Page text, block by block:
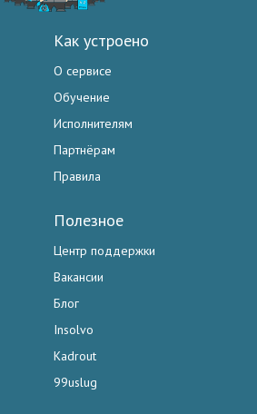
Как устроено
О сервисе
Обучение
Исполнителям
Партнёрам
Правила
Полезное
Центр поддержки
Вакансии
Блог
Insolvo
Kadrout
99uslug